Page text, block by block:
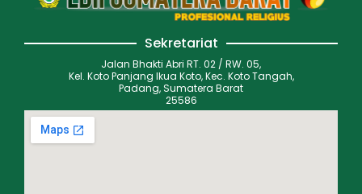
Sekretariat
Jalan Bhakti Abri RT. 02 / RW. 05,
Kel. Koto Panjang Ikua Koto, Kec. Koto Tangah,
Padang, Sumatera Barat
25586